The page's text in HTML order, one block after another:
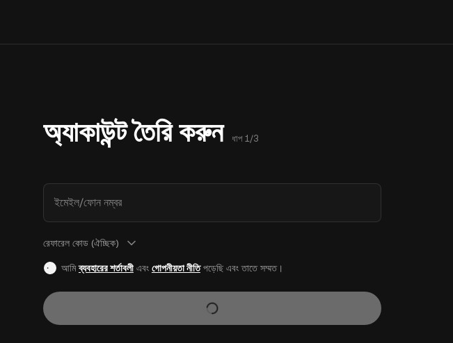
অ্যাকাউন্ট তৈরি করুন ধাপ 1/3
ইমেইল/ফোন নম্বর
রেফারেল কোড (ঐচ্ছিক)
আমিব্যবহারের শর্তাবলীএবং গোপনীয়তা নীতিপড়েছি এবং তাতে সম্মত।